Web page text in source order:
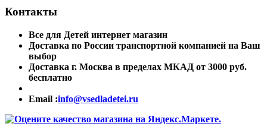
Контакты
Все для Детей интернет магазин
Доставка по России транспортной компанией на Ваш
выбор
Доставка г. Москва в пределах МКАД от 3000 руб.
бесплатно
Email :info@vsedladetei.ru